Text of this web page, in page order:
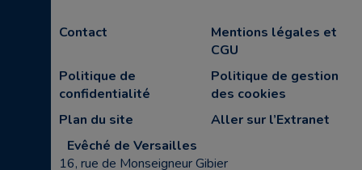
Contact
Mentions légales et
CGU
Politique de
confidentialité
Politique de gestion
des cookies
Plan du site
Aller sur l’Extranet
Evêché de Versailles
16, rue de Monseigneur Gibier